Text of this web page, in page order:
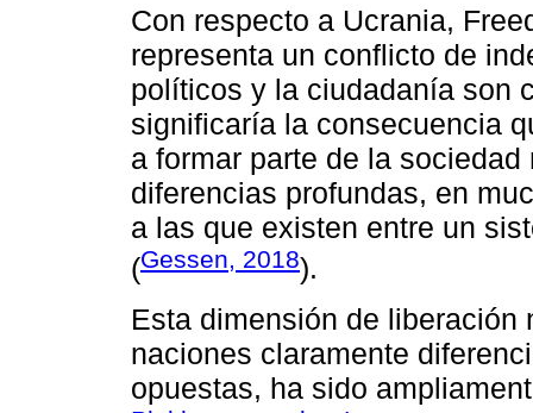
Con respecto a Ucrania,
representa un conflicto de
políticos y la ciudadanía son
significaría la consecuencia
a formar parte de la
diferencias profundas, en
a las que existen entre un
(Gessen, 2018).
Esta dimensión de
naciones claramente
opuestas, ha sido